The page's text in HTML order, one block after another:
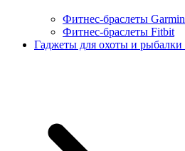
Фитнес-браслеты Garmin
Фитнес-браслеты Fitbit
Гаджеты для охоты и рыбалки